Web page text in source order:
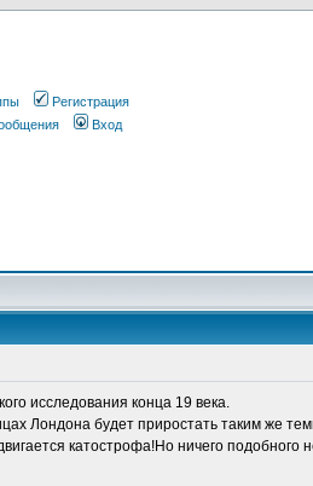
Регистрация
Вход
исследования конца 19 века.
Лондона будет приростать таким же
катострофа!Но ничего подобного